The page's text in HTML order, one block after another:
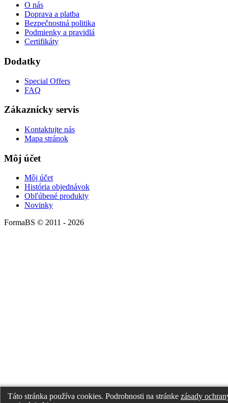
O nás
Doprava a platba
Bezpečnostná politika
Podmienky a pravidlá
Certifikáty
Dodatky
Special Offers
FAQ
Zákaznícky servis
Kontaktujte nás
Mapa stránok
Môj účet
Môj účet
História objednávok
Obľúbené produkty
Novinky
FormaBS © 2011 - 2026
Táto stránka používa cookies. Podrobnosti na stránke zásady